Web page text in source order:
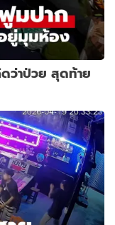
ว่าป่วย สุดท้าย